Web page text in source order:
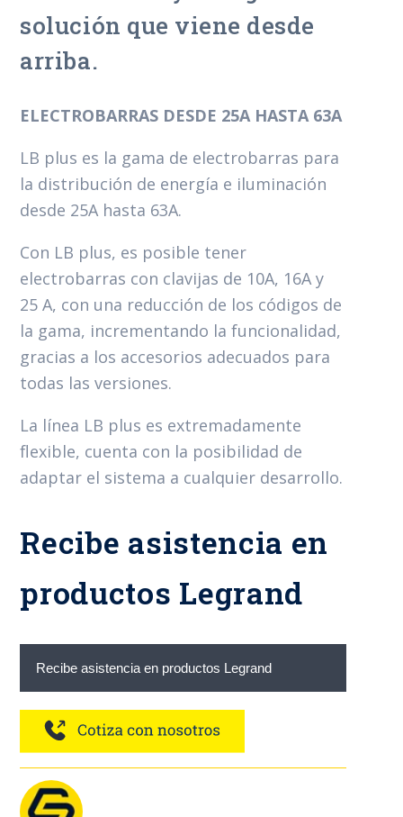
solución que viene desde
arriba.
ELECTROBARRAS DESDE 25A HASTA 63A
LB plus es la gama de electrobarras para
la distribución de energía e iluminación
desde 25A hasta 63A.
Con LB plus, es posible tener
electrobarras con clavijas de 10A, 16A y
25 A, con una reducción de los códigos de
la gama, incrementando la funcionalidad,
gracias a los accesorios adecuados para
todas las versiones.
La línea LB plus es extremadamente
flexible, cuenta con la posibilidad de
adaptar el sistema a cualquier desarrollo.
Recibe asistencia en
productos Legrand
Recibe asistencia en productos Legrand